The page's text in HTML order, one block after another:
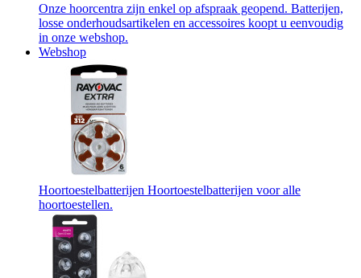
Onze hoorcentra zijn enkel op afspraak geopend. Batterijen,
losse onderhoudsartikelen en accessoires koopt u eenvoudig
in onze webshop.
Webshop
Hoortoestelbatterijen Hoortoestelbatterijen voor alle
hoortoestellen.